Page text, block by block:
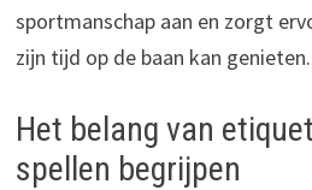
sportmanschap aan en zorgt
zijn tijd op de baan kan genieten.
Het belang van
spellen begrijpen